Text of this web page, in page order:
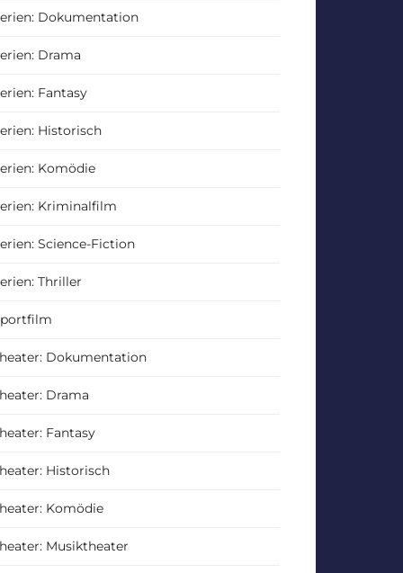
Dokumentation
Drama
Fantasy
Historisch
Komödie
Kriminalfilm
Science-Fiction
Thriller
Dokumentation
Drama
Fantasy
Historisch
Komödie
Musiktheater